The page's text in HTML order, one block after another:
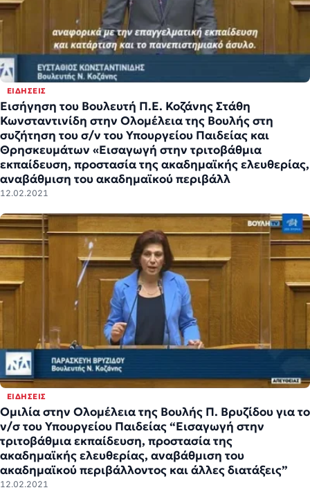
ΕΙΔΉΣΕΙΣ
Εισήγηση του Βουλευτή Π.Ε. Κοζάνης Στάθη
Κωνσταντινίδη στην Ολομέλεια της Βουλής στη
συζήτηση του σ/ν του Υπουργείου Παιδείας και
Θρησκευμάτων «Εισαγωγή στην τριτοβάθμια
εκπαίδευση, προστασία της ακαδημαϊκής ελευθερίας,
αναβάθμιση του ακαδημαϊκού περιβάλλ
12.02.2021
ΕΙΔΉΣΕΙΣ
Ομιλία στην Ολομέλεια της Βουλής Π. Βρυζίδου για το
ν/σ του Υπουργείου Παιδείας “Εισαγωγή στην
τριτοβάθμια εκπαίδευση, προστασία της
ακαδημαϊκής ελευθερίας, αναβάθμιση του
ακαδημαϊκού περιβάλλοντος και άλλες διατάξεις”
12.02.2021